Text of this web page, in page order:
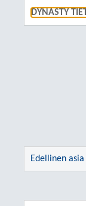
DYNASTY
Edellinen asia